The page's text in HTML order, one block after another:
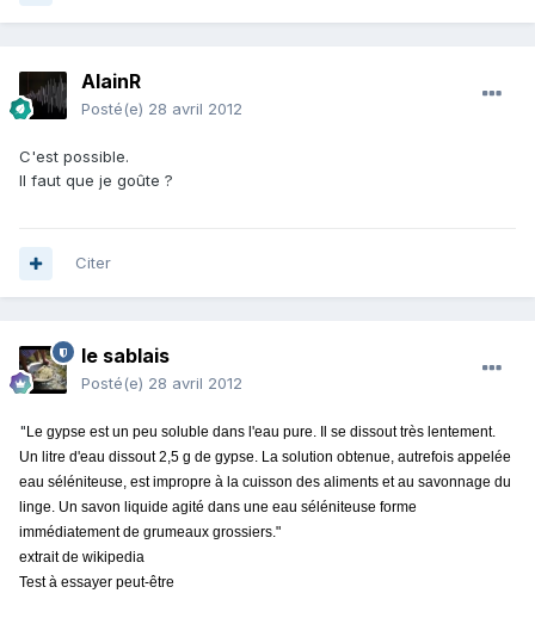
AlainR
Posté(e) 28 avril 2012
C'est possible.
Il faut que je goûte ?
Citer
le sablais
Posté(e) 28 avril 2012
" Le gypse est un peu soluble dans l'eau pure. Il se dissout très lentement.
Un litre d'eau dissout 2,5 g de gypse. La solution obtenue, autrefois appelée
eau séléniteuse, est impropre à la cuisson des aliments et au savonnage du
linge. Un savon liquide agité dans une eau séléniteuse forme
immédiatement de grumeaux grossiers."
extrait de wikipedia
Test à essayer peut-être